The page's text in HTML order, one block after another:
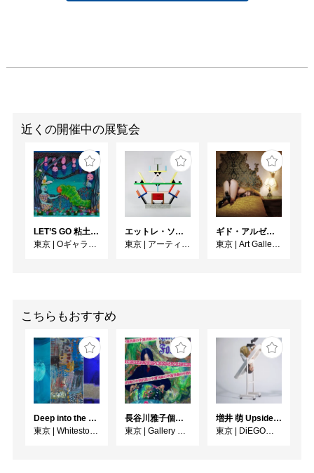
近くの開催中の展覧会
LET’S GO 粘土（クレイ）ジ−
東京
Oギャラリー
エットレ・ソットサス —魔法がはじまるとき、デザインは生まれる
東京
アーティゾン美術館
ギド・アルゼンチーニ写真展 『女性的宇宙』
東京
Art Gallery M84
こちらもおすすめ
Deep into the Blue―蒼の深層へ：木梨アイネ、名坂千吉郎、猪熊克芳
東京
Whitestone Gallery
長谷川雅子個展「終わりなき森の美術館」
東京
Gallery MUMON
増井 萌 Upside-Down
東京
DiEGO表参道